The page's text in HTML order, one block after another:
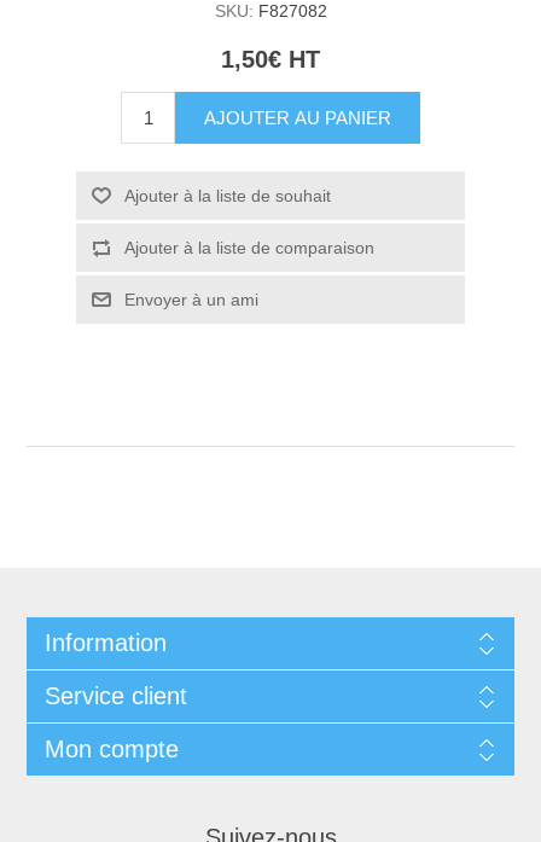
SKU: F827082
1,50€ HT
AJOUTER AU PANIER
Ajouter à la liste de souhait
Ajouter à la liste de comparaison
Envoyer à un ami
Information
Service client
Mon compte